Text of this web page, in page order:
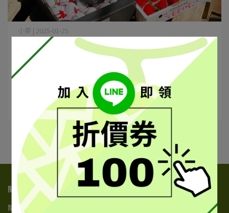
草莓控尖叫！適合送禮的日本草莓禮盒
TOP5，建議收藏！📦
小麥 | 2025-01-25
日本的草莓不僅顏值爆表，甜度和香氣更是讓人一試成主
顧！😍 如果你正在煩惱過年、生⋯
閱讀更多 ->
關於我們
關於我們